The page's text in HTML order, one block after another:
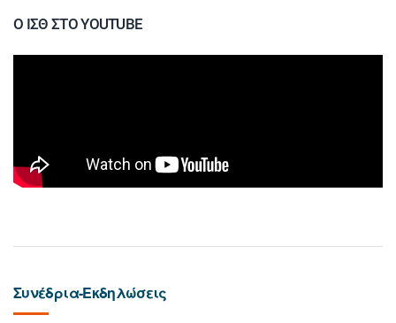
Ο ΙΣΘ ΣΤΟ YOUTUBE
Συνέδρια-Εκδηλώσεις